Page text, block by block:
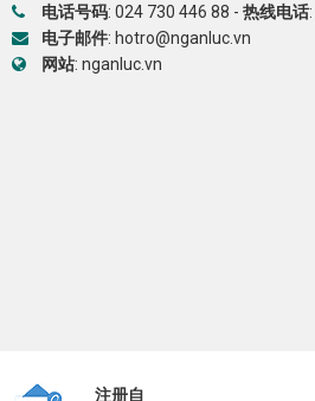
电话号码: 024 730 446 88 - 热线电话:
电子邮件: hotro@nganluc.vn
网站: nganluc.vn
注册自